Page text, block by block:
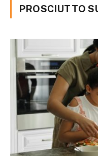
PROSCIUTTO